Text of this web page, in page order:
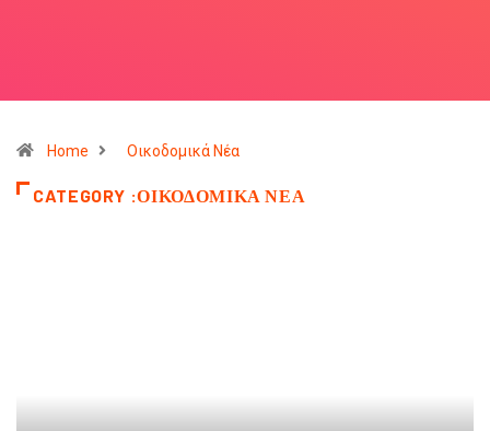
Home Οικοδομικά Νέα
CATEGORY :ΟΙΚΟΔΟΜΙΚΆ ΝΈΑ